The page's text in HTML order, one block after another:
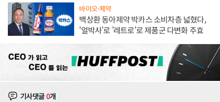
바이오·제약
백상환 동아제약 박카스 소비자층 넓혔다,
'얼박사'로 '레트로'로 제품군 다변화 주효
기사댓글0개